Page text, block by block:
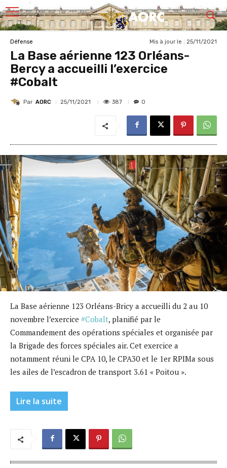
Défense Mis à jour le : 25/11/2021
La Base aérienne 123 Orléans-
Bercy a accueilli l’exercice
#Cobalt
Par AORC 25/11/2021 387 0
La Base aérienne 123 Orléans-Bricy a accueilli du 2 au 10
novembre l’exercice #Cobalt, planifié par le
Commandement des opérations spéciales et organisée par
la Brigade des forces spéciales air. Cet exercice a
notamment réuni le CPA 10, le CPA30 et le 1er RPIMa sous
les ailes de l’escadron de transport 3.61 « Poitou ».
Lire la suite